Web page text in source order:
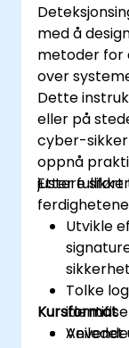
med å
metoder for
over
Dette
eller på
cyber-
oppnå
justere
Etter fullført
Utvikle
Tolke
Kursformat
Veiledet